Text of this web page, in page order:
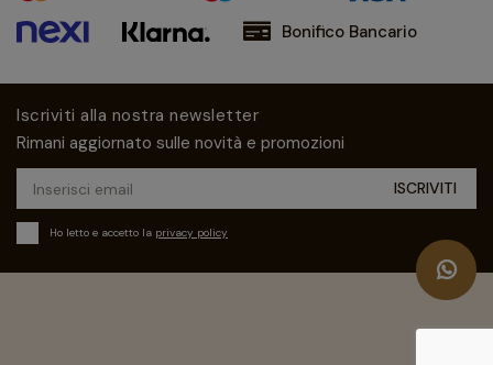
Bonifico Bancario
Iscriviti alla nostra newsletter
Rimani aggiornato sulle novità e promozioni
Ho letto e accetto la privacy policy